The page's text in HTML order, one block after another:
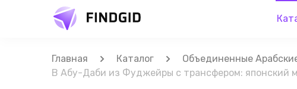
Главная Каталог Объединенные
В Абу-Даби из Фуджейры с трансфером: японский